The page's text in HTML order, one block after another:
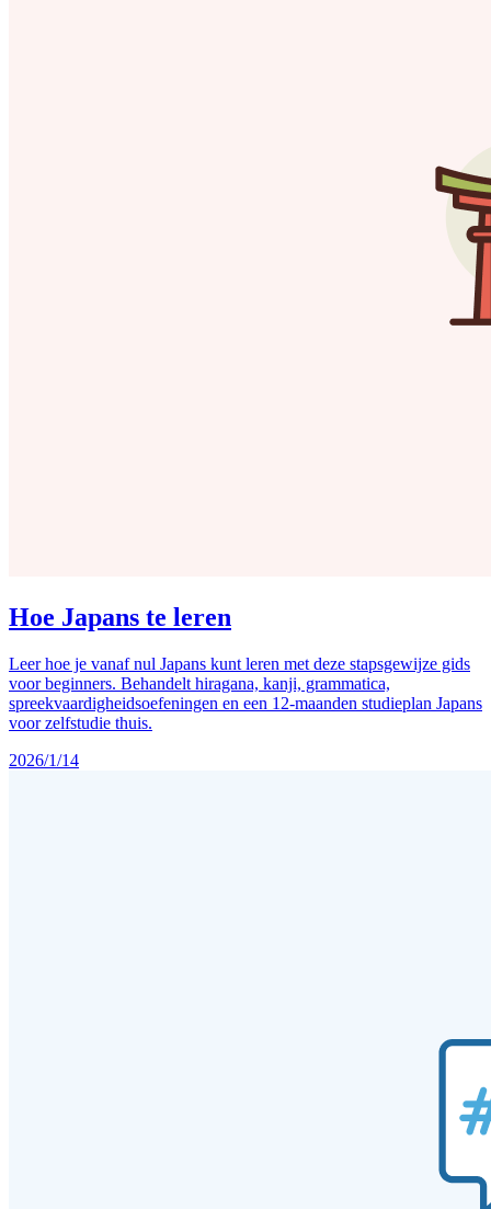
Hoe Japans te leren
Leer hoe je vanaf nul Japans kunt leren met deze stapsgewijze gids
voor beginners. Behandelt hiragana, kanji, grammatica,
spreekvaardigheidsoefeningen en een 12-maanden studieplan Japans
voor zelfstudie thuis.
2026/1/14